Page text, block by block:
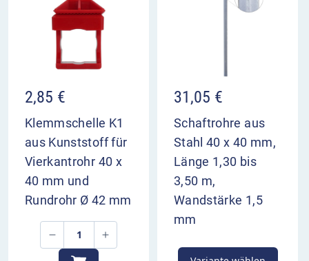
2,85 €
Klemmschelle K1
aus Kunststoff für
Vierkantrohr 40 x
40 mm und
Rundrohr Ø 42 mm
31,05 €
Schaftrohre aus
Stahl 40 x 40 mm,
Länge 1,30 bis
3,50 m,
Wandstärke 1,5
mm